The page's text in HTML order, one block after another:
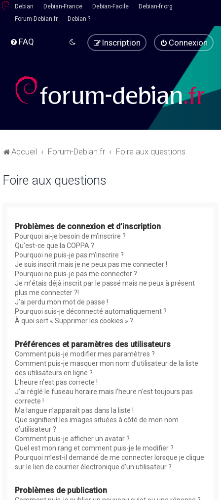
Debian Debian-France Debian-Facile
Debian-fr.org
Forum-Debian.fr
Debian ?
FAQ Connexion
Inscription
Accueil Forum-Debian.fr Foire aux questions
Foire aux questions
Problèmes de connexion et d’inscription
Pourquoi ai-je besoin de m’inscrire ?
Qu’est-ce que la COPPA ?
Pourquoi ne puis-je pas m’inscrire ?
Je suis inscrit mais je ne peux pas me connecter !
Pourquoi ne puis-je pas me connecter ?
Je m’étais déjà inscrit par le passé mais ne peux à présent
plus me connecter ?!
J’ai perdu mon mot de passe !
Pourquoi suis-je déconnecté automatiquement ?
À quoi sert « Supprimer les cookies » ?
Préférences et paramètres des utilisateurs
Comment puis-je modifier mes paramètres ?
Comment puis-je masquer mon nom d’utilisateur de la liste
des utilisateurs en ligne ?
L’heure n’est pas correcte !
J’ai réglé le fuseau horaire mais l’heure n’est toujours pas
correcte !
Ma langue n’apparaît pas dans la liste !
Que signifient les images situées à côté de mon nom
d’utilisateur ?
Comment puis-je afficher un avatar ?
Quel est mon rang et comment puis-je le modifier ?
Pourquoi m’est-il demandé de me connecter lorsque je clique
sur le lien de courrier électronique d’un utilisateur ?
Problèmes de publication